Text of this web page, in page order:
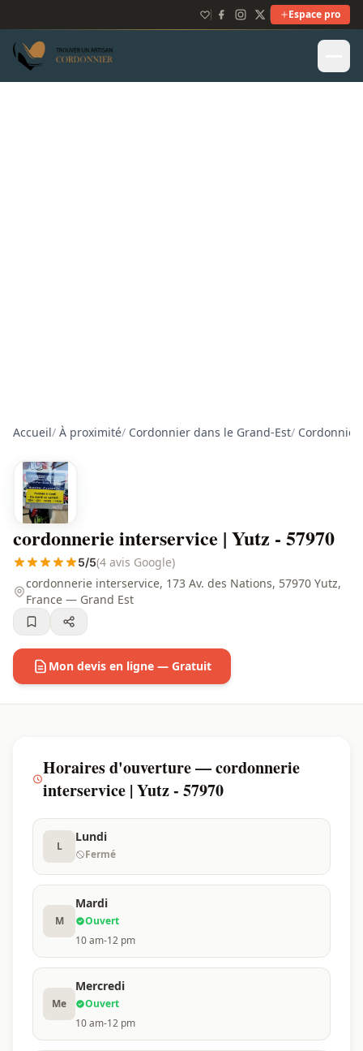
Espace pro
Accueil/ À proximité/ Cordonnier dans le Grand-Est/
cordonnerie interservice | Yutz - 57970
5/5(4 avis Google)
cordonnerie interservice, 173 Av. des Nations, 57970 Yutz,
France — Grand Est
Mon devis en ligne — Gratuit
Horaires d'ouverture — cordonnerie
interservice | Yutz - 57970
L
Lundi
Fermé
M
Mardi
Ouvert
10 am-12 pm
Me
Mercredi
Ouvert
10 am-12 pm